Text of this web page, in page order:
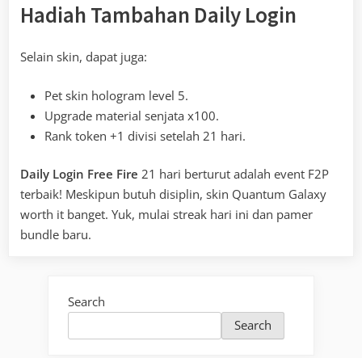
Hadiah Tambahan Daily Login
Selain skin, dapat juga:
Pet skin hologram level 5.
Upgrade material senjata x100.
Rank token +1 divisi setelah 21 hari.
Daily Login Free Fire 21 hari berturut adalah event F2P
terbaik! Meskipun butuh disiplin, skin Quantum Galaxy
worth it banget. Yuk, mulai streak hari ini dan pamer
bundle baru.
Search
Search